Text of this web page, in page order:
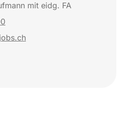
mit eidg. FA